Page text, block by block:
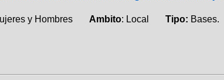
y Hombres Ambito: Local Tipo: Bases.